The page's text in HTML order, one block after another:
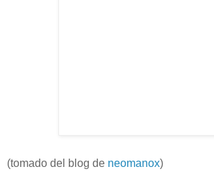
(tomado del blog de neomanox)